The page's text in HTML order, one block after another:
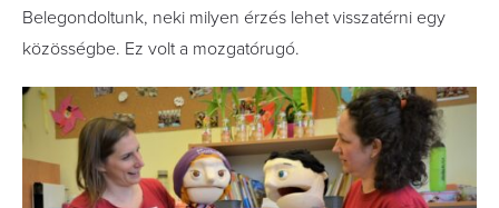
Belegondoltunk, neki milyen érzés lehet visszatérni egy
közösségbe. Ez volt a mozgatórugó.